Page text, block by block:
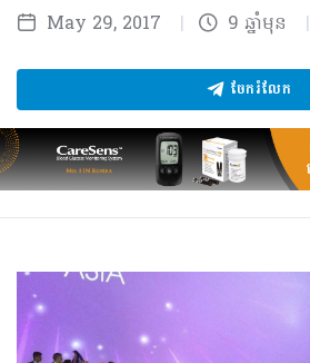
May 29, 2017 | 9 ឆ្នាំមុន |
ចែករំលែក